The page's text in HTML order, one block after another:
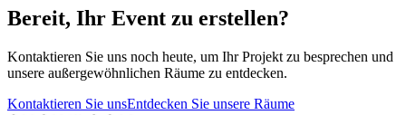
Bereit, Ihr Event zu erstellen?
Kontaktieren Sie uns noch heute, um Ihr Projekt zu besprechen und
unsere außergewöhnlichen Räume zu entdecken.
Kontaktieren Sie unsEntdecken Sie unsere Räume